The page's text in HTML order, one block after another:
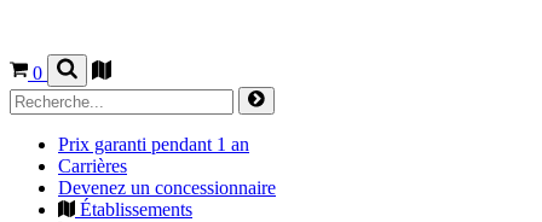
0
Prix garanti pendant 1 an
Carrières
Devenez un concessionnaire
Établissements